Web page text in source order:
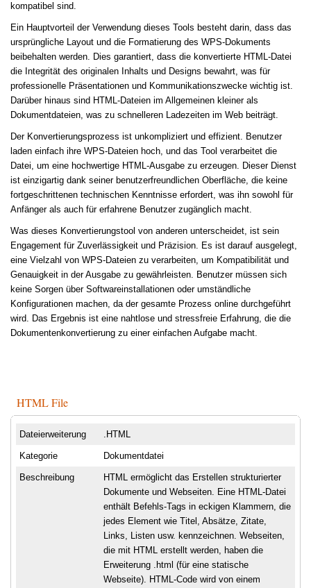
kompatibel sind.
Ein Hauptvorteil der Verwendung dieses Tools besteht darin, dass das
ursprüngliche Layout und die Formatierung des WPS-Dokuments
beibehalten werden. Dies garantiert, dass die konvertierte HTML-Datei
die Integrität des originalen Inhalts und Designs bewahrt, was für
professionelle Präsentationen und Kommunikationszwecke wichtig ist.
Darüber hinaus sind HTML-Dateien im Allgemeinen kleiner als
Dokumentdateien, was zu schnelleren Ladezeiten im Web beiträgt.
Der Konvertierungsprozess ist unkompliziert und effizient. Benutzer
laden einfach ihre WPS-Dateien hoch, und das Tool verarbeitet die
Datei, um eine hochwertige HTML-Ausgabe zu erzeugen. Dieser Dienst
ist einzigartig dank seiner benutzerfreundlichen Oberfläche, die keine
fortgeschrittenen technischen Kenntnisse erfordert, was ihn sowohl für
Anfänger als auch für erfahrene Benutzer zugänglich macht.
Was dieses Konvertierungstool von anderen unterscheidet, ist sein
Engagement für Zuverlässigkeit und Präzision. Es ist darauf ausgelegt,
eine Vielzahl von WPS-Dateien zu verarbeiten, um Kompatibilität und
Genauigkeit in der Ausgabe zu gewährleisten. Benutzer müssen sich
keine Sorgen über Softwareinstallationen oder umständliche
Konfigurationen machen, da der gesamte Prozess online durchgeführt
wird. Das Ergebnis ist eine nahtlose und stressfreie Erfahrung, die die
Dokumentenkonvertierung zu einer einfachen Aufgabe macht.
HTML File
Dateierweiterung .HTML
Kategorie Dokumentdatei
Beschreibung
HTML ermöglicht das Erstellen strukturierter
Dokumente und Webseiten. Eine HTML-Datei
enthält Befehls-Tags in eckigen Klammern, die
jedes Element wie Titel, Absätze, Zitate,
Links, Listen usw. kennzeichnen. Webseiten,
die mit HTML erstellt werden, haben die
Erweiterung .html (für eine statische
Webseite). HTML-Code wird von einem